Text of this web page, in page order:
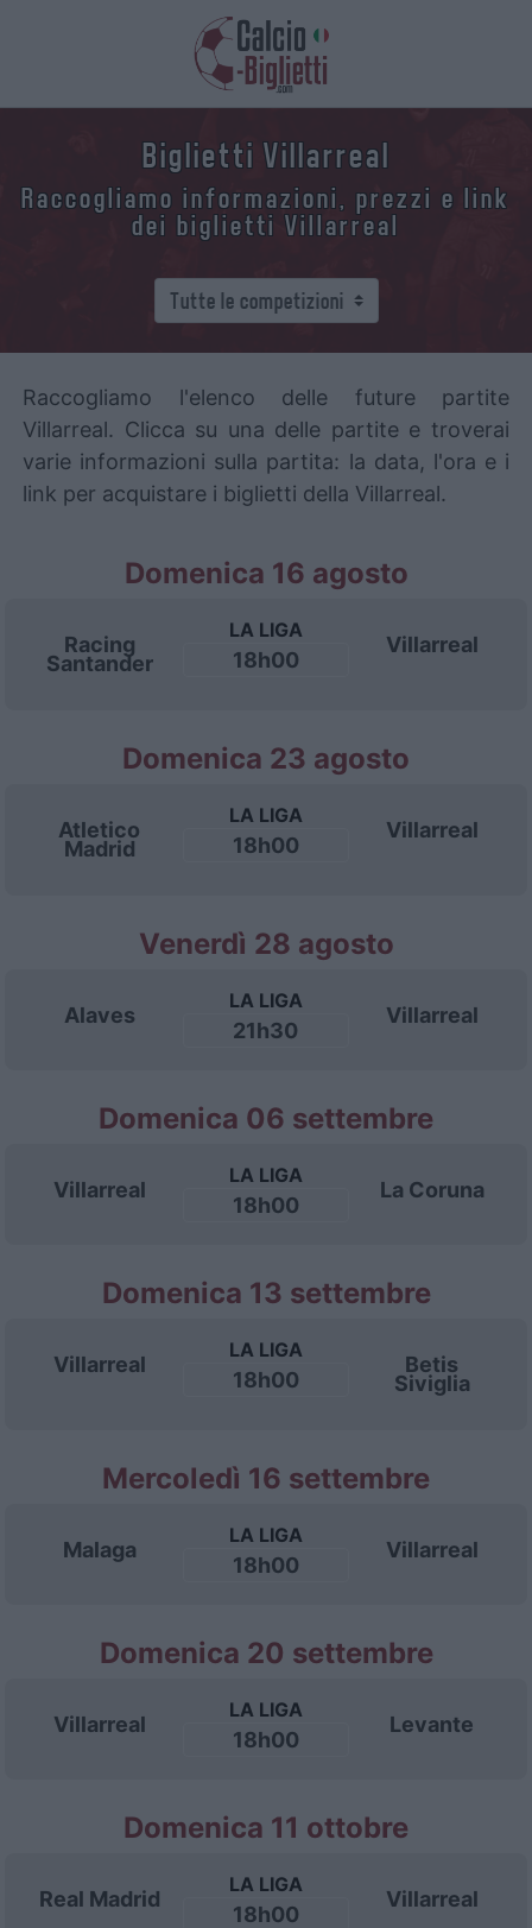
Biglietti Villarreal
Raccogliamo informazioni, prezzi e link
dei biglietti Villarreal
Raccogliamo l'elenco delle future partite
Villarreal. Clicca su una delle partite e troverai
varie informazioni sulla partita: la data, l'ora e i
link per acquistare i biglietti della Villarreal.
Domenica 16 agosto
Racing
Santander
LA LIGA
18h00
Villarreal
Domenica 23 agosto
Atletico
Madrid
LA LIGA
18h00
Villarreal
Venerdì 28 agosto
Alaves
LA LIGA
21h30
Villarreal
Domenica 06 settembre
Villarreal
LA LIGA
18h00
La Coruna
Domenica 13 settembre
Villarreal
LA LIGA
18h00
Betis
Siviglia
Mercoledì 16 settembre
Malaga
LA LIGA
18h00
Villarreal
Domenica 20 settembre
Villarreal
LA LIGA
18h00
Levante
Domenica 11 ottobre
Real Madrid
LA LIGA
18h00
Villarreal